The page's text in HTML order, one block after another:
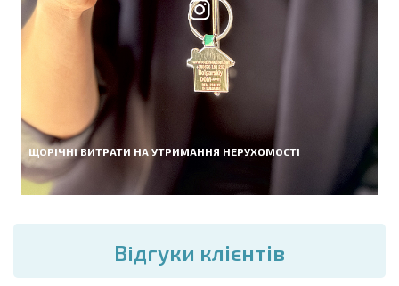
ЩОРІЧНІ ВИТРАТИ НА УТРИМАННЯ НЕРУХОМОСТІ
Вiдгуки клієнтів